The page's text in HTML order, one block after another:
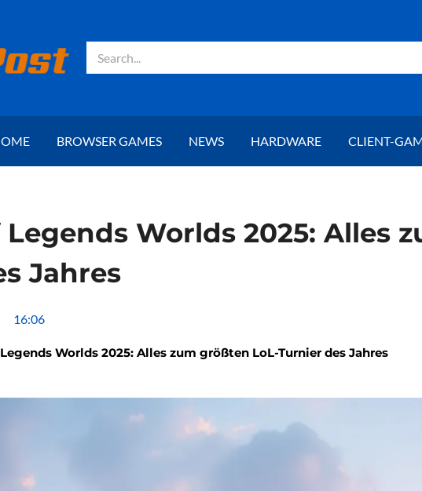
Suche
BROWSER GAMES NEWS HARDWARE CLIENT-
Legends Worlds 2025: Alles
Jahres
16:06
Worlds 2025: Alles zum größten LoL-Turnier des Jahres